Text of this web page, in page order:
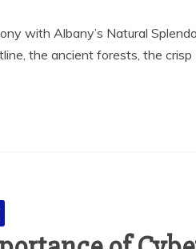
with Albany’s Natural
the ancient forests, the crisp